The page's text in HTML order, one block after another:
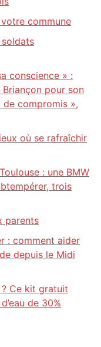
commune
conscience » :
pour son
de compromis »,
où se rafraîchir
: une BMW
trois
parents
: comment aider
depuis le Midi
Ce kit gratuit
de 30%